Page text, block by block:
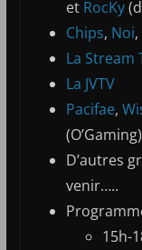
et RocKy
Chips, Noi,
La Stream
La JVTV
Pacifae,
(O’Gaming)
D’autres
venir…..
15h-